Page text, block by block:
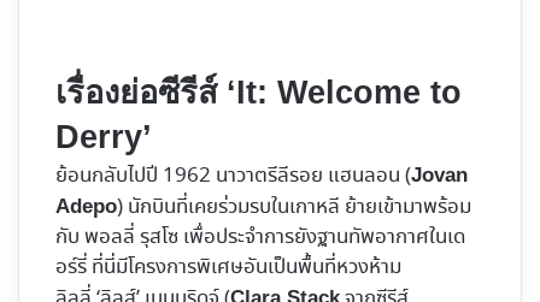
เรื่องย่อซีรีส์ ‘It: Welcome to
Derry’
ย้อนกลับไปปี 1962 นาวาตรีลีรอย แฮนลอน (Jovan
Adepo) นักบินที่เคยร่วมรบในเกาหลี ย้ายเข้ามาพร้อม
กับ พอลลี่ รุสโซ เพื่อประจำการยังฐานทัพอากาศในเด
อร์รี่ ที่นี่มีโครงการพิเศษอันเป็นพื้นที่หวงห้าม